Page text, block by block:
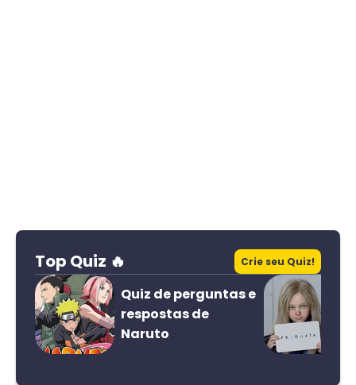
Top Quiz 🔥 Crie seu Quiz!
Quiz de perguntas e
respostas de
Naruto